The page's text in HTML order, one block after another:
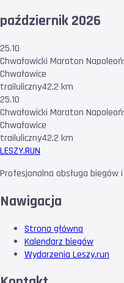
październik 2026
25.10
Chwałowicki Maraton
Chwałowice
trailuliczny42.2 km
25.10
Chwałowicki Maraton
Chwałowice
trailuliczny42.2 km
LESZY.RUN
Profesjonalna obsługa biegów
Nawigacja
Strona główna
Kalendarz biegów
Wydarzenia Leszy.run